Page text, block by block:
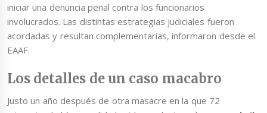
iniciar una denuncia penal contra los funcionarios
involucrados. Las distintas estrategias judiciales fueron
acordadas y resultan complementarias, informaron desde el
EAAF.
Los detalles de un caso macabro
Justo un año después de otra masacre en la que 72